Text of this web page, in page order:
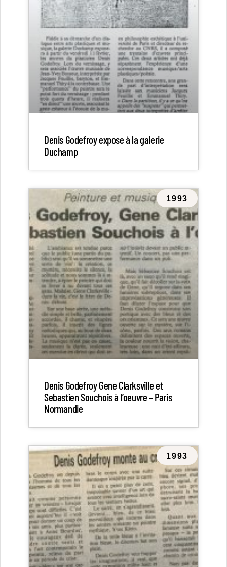
Denis Godefroy expose à la galerie
Duchamp
1993
Denis Godefroy Gene Clarksville et
Sebastien Souchois à l’oeuvre – Paris
Normandie
1993